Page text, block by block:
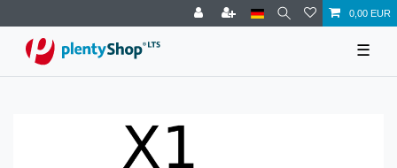
0,00 EUR
☰